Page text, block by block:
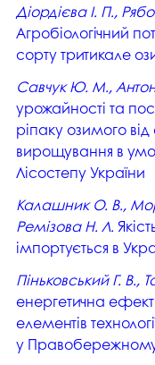
Діордієва І. П.,
Агробіологічний
сорту тритикале
Савчук Ю. М.,
урожайності та
ріпаку озимого від
вирощування в
Лісостепу України
Калашник О. В.,
Ремізова Н. Л.
імпортується в
Піньковський Г. В.,
енергетична
елементів
у